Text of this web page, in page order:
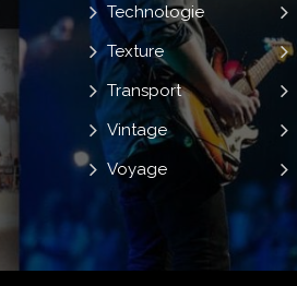
Technologie
Texture
Transport
Vintage
Voyage